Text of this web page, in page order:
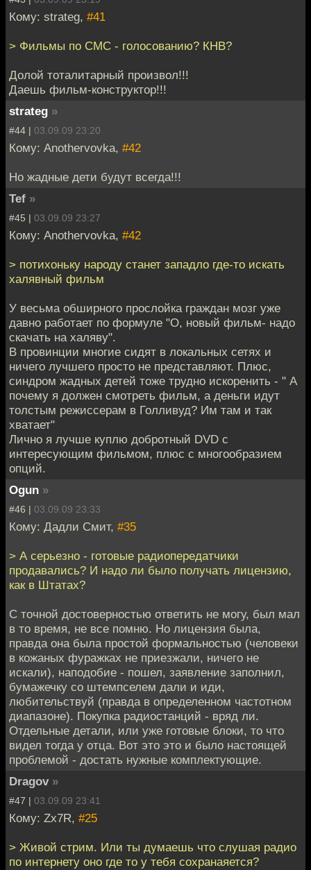
Кому: strateg, #41
> Фильмы по СМС - голосованию? КНВ?
Долой тоталитарный произвол!!!
Даешь фильм-конструктор!!!
strateg »
#44 | 03.09.09 23:20
Кому: Anothervovka, #42
Но жадные дети будут всегда!!!
Tef »
#45 | 03.09.09 23:27
Кому: Anothervovka, #42
> потихоньку народу станет западло где-то искать
халявный фильм
У весьма обширного прослойка граждан мозг уже
давно работает по формуле "О, новый фильм- надо
скачать на халяву".
В провинции многие сидят в локальных сетях и
ничего лучшего просто не представляют. Плюс,
синдром жадных детей тоже трудно искоренить - " А
почему я должен смотреть фильм, а деньги идут
толстым режиссерам в Голливуд? Им там и так
хватает"
Лично я лучше куплю добротный DVD с
интересующим фильмом, плюс с многообразием
опций.
Ogun »
#46 | 03.09.09 23:33
Кому: Дадли Смит, #35
> А серьезно - готовые радиопередатчики
продавались? И надо ли было получать лицензию,
как в Штатах?
С точной достоверностью ответить не могу, был мал
в то время, не все помню. Но лицензия была,
правда она была простой формальностью (человеки
в кожаных фуражках не приезжали, ничего не
искали), наподобие - пошел, заявление заполнил,
бумажечку со штемпселем дали и иди,
любительствуй (правда в определенном частотном
диапазоне). Покупка радиостанций - вряд ли.
Отдельные детали, или уже готовые блоки, то что
видел тогда у отца. Вот это это и было настоящей
проблемой - достать нужные комплектующие.
Dragov »
#47 | 03.09.09 23:41
Кому: Zx7R, #25
> Живой стрим. Или ты думаешь что слушая радио
по интернету оно где то у тебя сохранаяется?